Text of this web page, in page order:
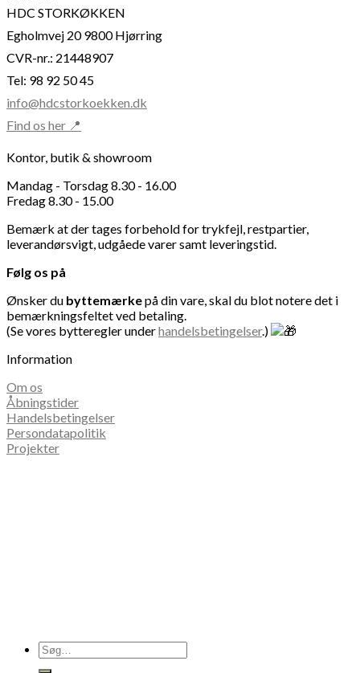
kr. 89,00
vare
flere
varianter.
kan
vælges
varesiden
HDC STORKØKKEN
Egholmvej 20 9800 Hjørring
CVR-nr.: 21448907
Tel: 98 92 50 45
info@hdcstorkoekken.dk
Find os her 📍
Kontor, butik & showroom
Mandag - Torsdag 8.30 - 16.00
Fredag 8.30 - 15.00
Bemærk at der tages forbehold for trykfejl, restpartier,
leverandørsvigt, udgåede varer samt leveringstid.
Følg os på
Ønsker du byttemærkepå din vare, skal du blot notere det i
bemærkningsfeltet ved betaling.
(Se vores bytteregler underhandelsbetingelser.)
Information
Om os
Åbningstider
Handelsbetingelser
Persondatapolitik
Projekter
Søg
efter: